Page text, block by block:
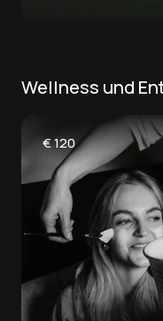
Wellness und
€120